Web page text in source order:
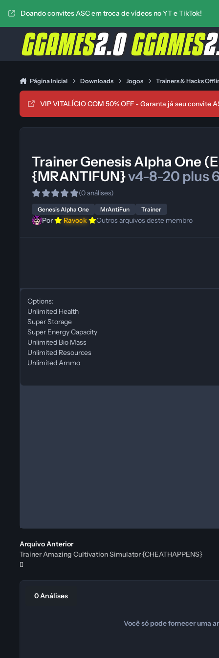
Doando convites ASC em troca de vídeos no YT e TikTok!
Página Inicial Downloads Jogos Trainers & Hacks
VIP VITALÍCIO COM 50% OFF - Garanta já seu convite
Trainer Genesis Alpha One
{MRANTIFUN}v4-8-20 plus
(0 análises)
Genesis Alpha One MrAntiFun Trainer
Por Ravock Outros arquivos deste membro
Options:
Unlimited Health
Super Storage
Super Energy Capacity
Unlimited Bio Mass
Unlimited Resources
Unlimited Ammo
Arquivo Anterior
Trainer Amazing Cultivation Simulator {CHEATHAPPENS}
0 Análises
Você só pode fornecer uma